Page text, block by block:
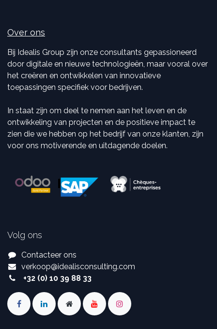
Over ons
Bij Idealis Group zijn onze consultants gepassioneerd
door digitale en nieuwe technologieën, maar vooral over
het creëren en ontwikkelen van innovatieve
toepassingen specifiek voor bedrijven.
In staat zijn om deel te nemen aan het leven en de
ontwikkeling van projecten en de positieve impact te
zien die we hebben op het bedrijf van onze klanten, zijn
voor ons motiverende en uitdagende doelen.
Volg ons
Contacteer ons
verkoop@idealisconsulting.com
+32 (0) 10 39 88 33